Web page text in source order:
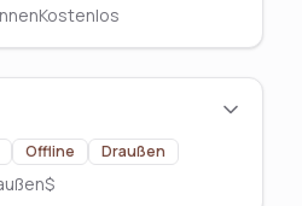
Kostenlos
Offline Draußen
$